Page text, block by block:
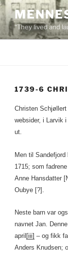
Skip
to
content“They lived and
1739-6
Christen
websider, i Larvik
ut.
Men til
1715; som
Anne Hansdatter
Oubye [?].
Neste barn var
navnet Jan.
april [iii] – og fikk
Anders Knudsen;